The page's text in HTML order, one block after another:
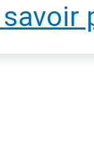
savoir